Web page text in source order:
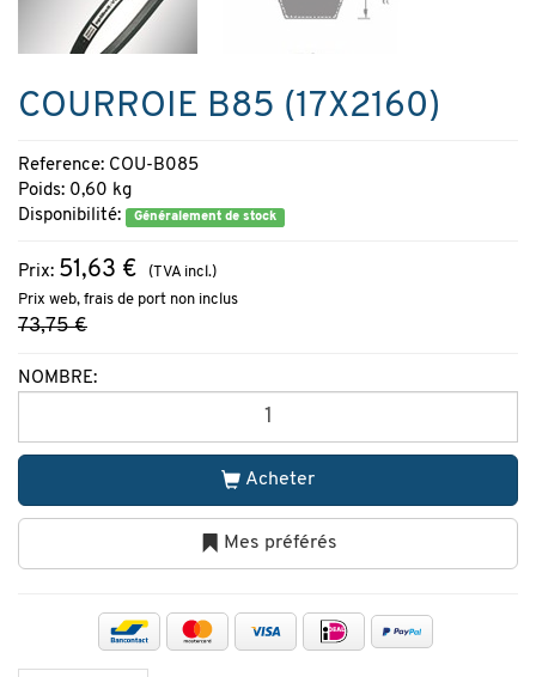
COURROIE B85 (17X2160)
Reference: COU-B085
Poids: 0,60 kg
Disponibilité:
Généralement de stock
Prix: 51,63 €
(TVA incl.)
Prix web, frais de port non inclus
73,75 €
NOMBRE:
Acheter
Mes préférés